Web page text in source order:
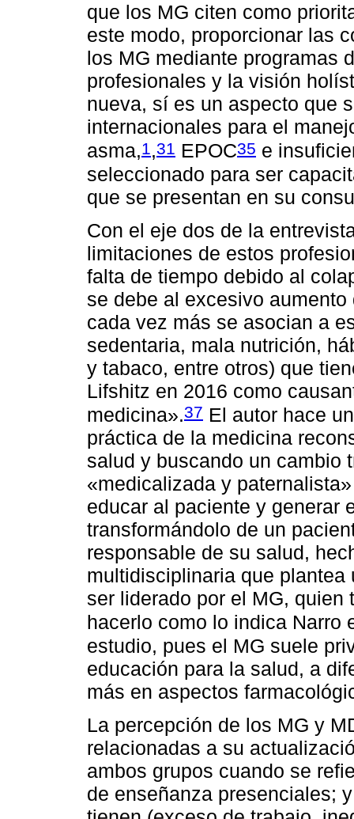
que los MG citen como
este modo, proporcionar las
los MG mediante programas
profesionales y la visión
nueva, sí es un aspecto que
internacionales para el
asma,1 ,31 EPOC35 e
seleccionado para ser
que se presentan en su
Con el eje dos de la
limitaciones de estos
falta de tiempo debido al
se debe al excesivo
cada vez más se asocian a
sedentaria, mala nutrición,
y tabaco, entre otros) que
Lifshitz en 2016 como
medicina».37 El autor hace
práctica de la medicina
salud y buscando un cambio
«medicalizada y
educar al paciente y generar
transformándolo de un
responsable de su salud,
multidisciplinaria que
ser liderado por el MG,
hacerlo como lo indica Narro
estudio, pues el MG suele
educación para la salud, a
más en aspectos
La percepción de los MG y
relacionadas a su
ambos grupos cuando se
de enseñanza presenciales;